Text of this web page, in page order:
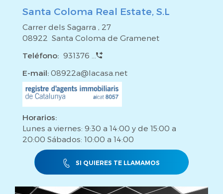
Santa Coloma Real Estate, S.L
Carrer dels Sagarra , 27
08922 Santa Coloma de Gramenet
Teléfono: 931376 ...
E-mail: 08922a@lacasa.net
Horarios:
Lunes a viernes: 9:30 a 14:00 y de 15:00 a
20:00 Sábados: 10:00 a 14:00
SI QUIERES TE LLAMAMOS